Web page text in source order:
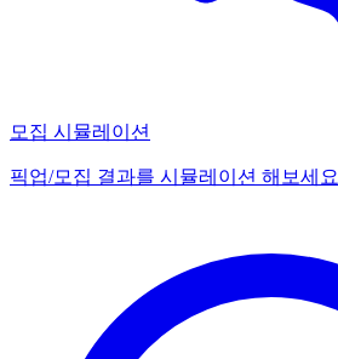
모집 시뮬레이션
픽업/모집 결과를 시뮬레이션 해보세요